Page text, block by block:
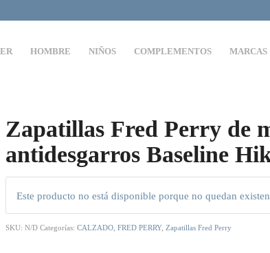
HOMBRE NIÑOS COMPLEMENTOS MARCAS
Zapatillas Fred Perry de
antidesgarros Baseline
Este producto no está disponible porque no quedan
SKU:N/D Categorías:CALZADO ,FRED PERRY, Zapatillas Fred Perry